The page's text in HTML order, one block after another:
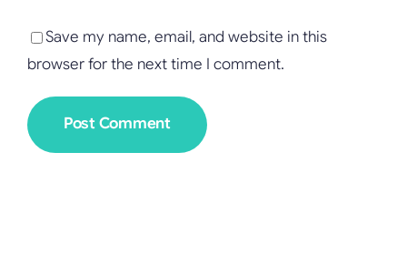
Save my name, email, and website in this
browser for the next time I comment.